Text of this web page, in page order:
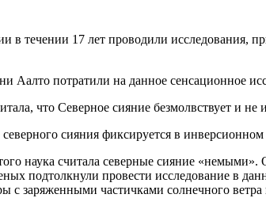
течении 17 лет проводили исследования,
Аалто потратили на данное сенсационное
что Северное сияние безмолвствует и не
сияния фиксируется в
наука считала северные сияние «немыми».
подтолкнули провести исследование в
с заряженными частичками солнечного ветра